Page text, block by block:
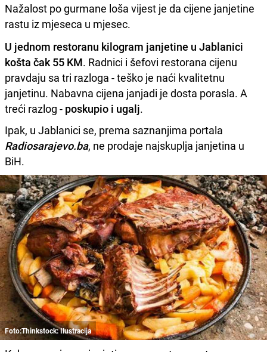
Nažalost po gurmane loša vijest je da cijene janjetine
rastu iz mjeseca u mjesec.
U jednom restoranu kilogram janjetine u Jablanici
košta čak 55 KM. Radnici i šefovi restorana cijenu
pravdaju sa tri razloga - teško je naći kvalitetnu
janjetinu. Nabavna cijena janjadi je dosta porasla. A
treći razlog - poskupio i ugalj.
Ipak, u Jablanici se, prema saznanjima portala
Radiosarajevo.ba, ne prodaje najskuplja janjetina u
BiH.
Foto:Thinkstock: Ilustracija